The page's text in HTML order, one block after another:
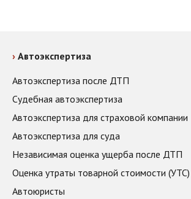
Автоэкспертиза
Автоэкспертиза после ДТП
Судебная автоэкспертиза
Автоэкспертиза для страховой компании
Автоэкспертиза для суда
Независимая оценка ущерба после ДТП
Оценка утраты товарной стоимости (УТС)
Автоюристы